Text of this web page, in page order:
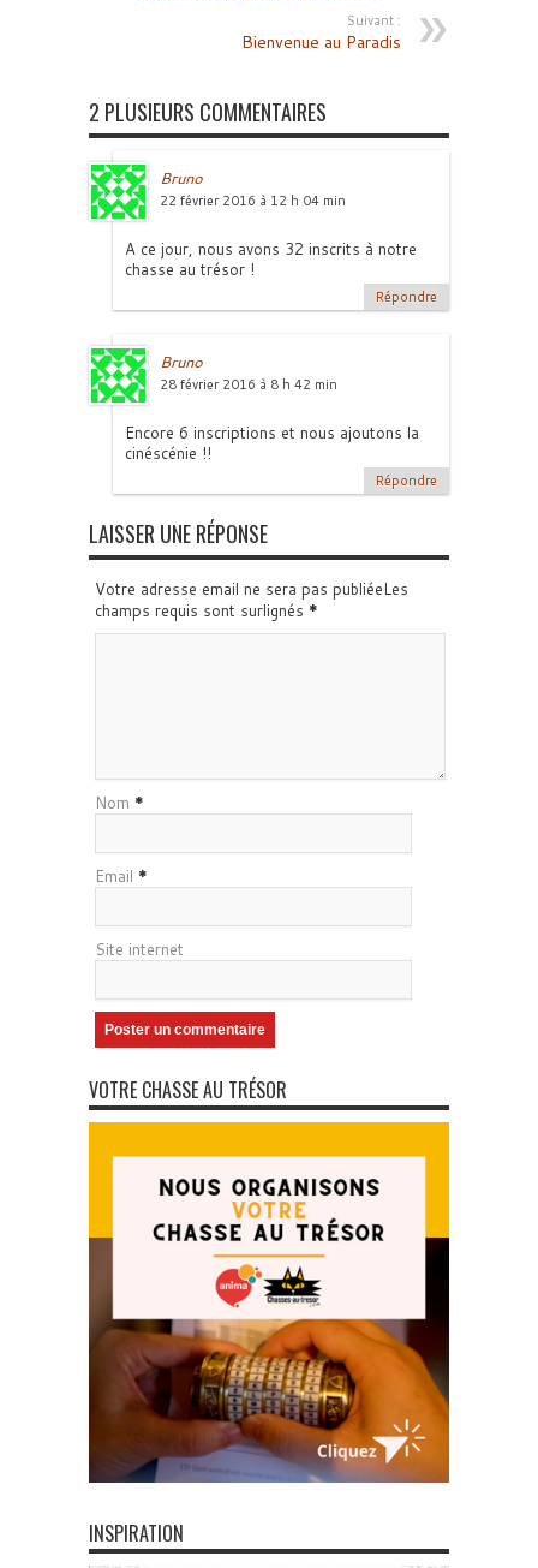
Suivant :
Bienvenue au Paradis
2 PLUSIEURS COMMENTAIRES
Bruno
22 février 2016 à 12 h 04 min
A ce jour, nous avons 32 inscrits à notre
chasse au trésor !
Répondre
Bruno
28 février 2016 à 8 h 42 min
Encore 6 inscriptions et nous ajoutons la
cinéscénie !!
Répondre
LAISSER UNE RÉPONSE
Votre adresse email ne sera pas publiéeLes
champs requis sont surlignés *
Nom *
Email *
Site internet
VOTRE CHASSE AU TRÉSOR
INSPIRATION